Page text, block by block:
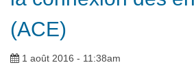
(ACE)
1 août 2016 - 11:38am